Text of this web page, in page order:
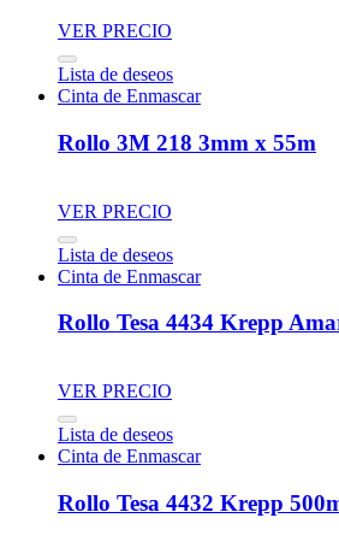
VER PRECIO
Lista de deseos
Cinta de Enmascar
Rollo 3M 218 3mm x 55m
VER PRECIO
Lista de deseos
Cinta de Enmascar
Rollo Tesa 4434 Krepp
VER PRECIO
Lista de deseos
Cinta de Enmascar
Rollo Tesa 4432 Krepp